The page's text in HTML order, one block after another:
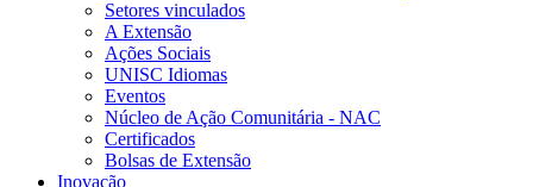
Setores vinculados
A Extensão
Ações Sociais
UNISC Idiomas
Eventos
Núcleo de Ação Comunitária - NAC
Certificados
Bolsas de Extensão
Inovação